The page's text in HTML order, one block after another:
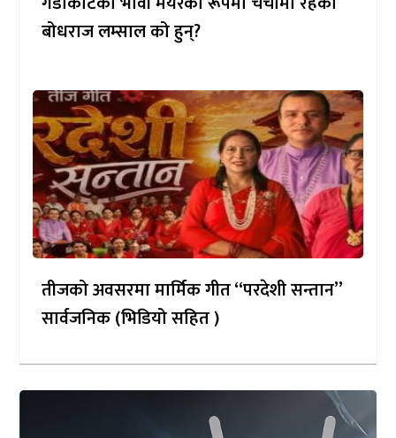
बोधराज लम्साल को हुन्?
तीजको अवसरमा मार्मिक गीत “परदेशी सन्तान”
सार्वजनिक (भिडियो सहित )